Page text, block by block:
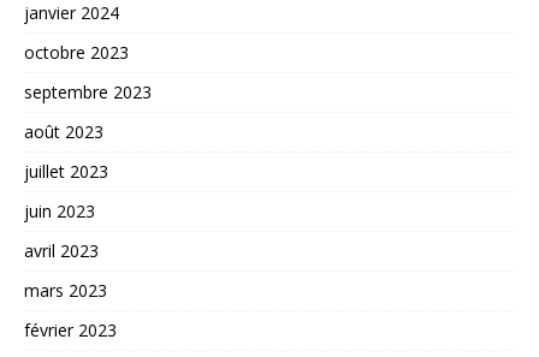
janvier 2024
octobre 2023
septembre 2023
août 2023
juillet 2023
juin 2023
avril 2023
mars 2023
février 2023